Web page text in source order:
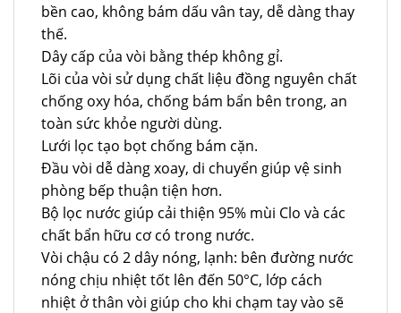
bền cao, không bám dấu vân tay, dễ dàng thay
thế.
Dây cấp của vòi bằng thép không gỉ.
Lõi của vòi sử dụng chất liệu đồng nguyên chất
chống oxy hóa, chống bám bẩn bên trong, an
toàn sức khỏe người dùng.
Lưới lọc tạo bọt chống bám cặn.
Đầu vòi dễ dàng xoay, di chuyển giúp vệ sinh
phòng bếp thuận tiện hơn.
Bộ lọc nước giúp cải thiện 95% mùi Clo và các
chất bẩn hữu cơ có trong nước.
Vòi chậu có 2 dây nóng, lạnh: bên đường nước
nóng chịu nhiệt tốt lên đến 50°C, lớp cách
nhiệt ở thân vòi giúp cho khi chạm tay vào sẽ